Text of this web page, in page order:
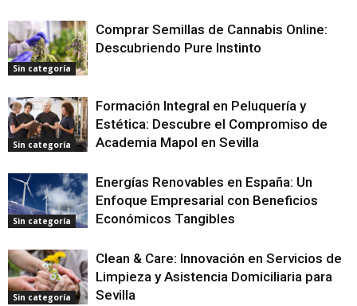
Sin categoría
Comprar Semillas de Cannabis Online:
Descubriendo Pure Instinto
Sin categoría
Formación Integral en Peluquería y
Estética: Descubre el Compromiso de
Academia Mapol en Sevilla
Sin categoría
Energías Renovables en España: Un
Enfoque Empresarial con Beneficios
Económicos Tangibles
Sin categoría
Clean & Care: Innovación en Servicios de
Limpieza y Asistencia Domiciliaria para
Sevilla